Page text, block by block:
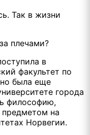
Так в жизни
плечами?
в
факультет по
была еще
города
философию,
предметом на
Норвегии.